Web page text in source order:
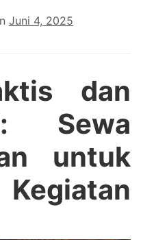
Juni 4, 2025
dan
Sewa
untuk